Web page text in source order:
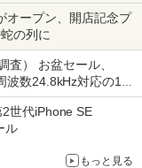
オープン、開店記念プ
の列に
査） お盆セール、
波数24.8kHz対応の17
ル ほか
世代iPhone SE
ル
もっと見る